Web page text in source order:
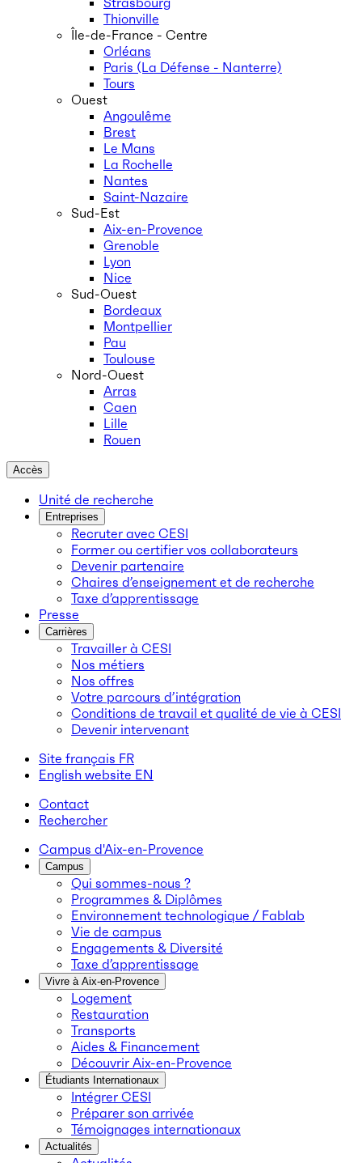
Thionville
Île-de-France - Centre
Orléans
Paris (La Défense - Nanterre)
Tours
Ouest
Angoulême
Brest
Le Mans
La Rochelle
Nantes
Saint-Nazaire
Sud-Est
Aix-en-Provence
Grenoble
Lyon
Nice
Sud-Ouest
Bordeaux
Montpellier
Pau
Toulouse
Nord-Ouest
Arras
Caen
Lille
Rouen
Accès
Unité de recherche
Entreprises
Recruter avec CESI
Former ou certifier vos collaborateurs
Devenir partenaire
Chaires d’enseignement et de recherche
Taxe d’apprentissage
Presse
Carrières
Travailler à CESI
Nos métiers
Nos offres
Votre parcours d’intégration
Conditions de travail et qualité de vie à CESI
Devenir intervenant
Site français FR
English website EN
Contact
Rechercher
Campus d'Aix-en-Provence
Campus
Qui sommes-nous ?
Programmes & Diplômes
Environnement technologique / Fablab
Vie de campus
Engagements & Diversité
Taxe d’apprentissage
Vivre à Aix-en-Provence
Logement
Restauration
Transports
Aides & Financement
Découvrir Aix-en-Provence
Étudiants Internationaux
Intégrer CESI
Préparer son arrivée
Témoignages internationaux
Actualités